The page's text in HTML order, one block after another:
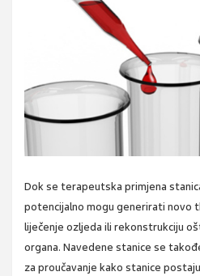
Dok se terapeutska primjena
potencijalno mogu generirati novo
liječenje ozljeda ili rekonstrukciju
organa. Navedene stanice se
za proučavanje kako stanice